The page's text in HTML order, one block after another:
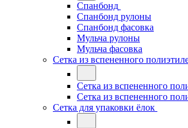
Спанбонд
Спанбонд рулоны
Спанбонд фасовка
Мульча рулоны
Мульча фасовка
Сетка из вспененного
Сетка из вспененного
Сетка из вспененного
Сетка для упаковки ёлок